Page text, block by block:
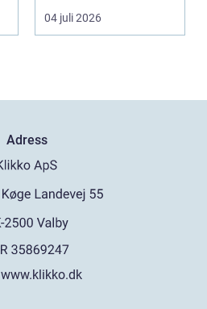
struktur, trivsel oc...
04 juli 2026
Adress
www.klikko.dk